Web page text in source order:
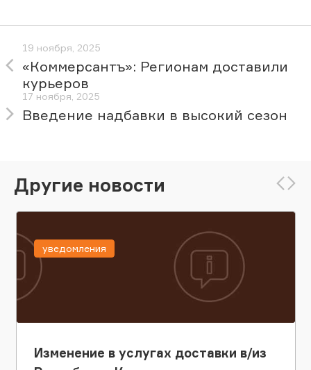
19 ноября, 2025
«Коммерсантъ»: Регионам доставили
курьеров
17 ноября, 2025
Введение надбавки в высокий сезон
Другие новости
Изменение в услугах доставки в/из
уведомления